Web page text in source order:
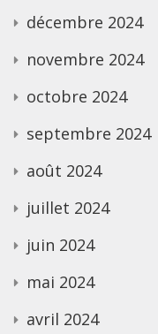
décembre 2024
novembre 2024
octobre 2024
septembre 2024
août 2024
juillet 2024
juin 2024
mai 2024
avril 2024